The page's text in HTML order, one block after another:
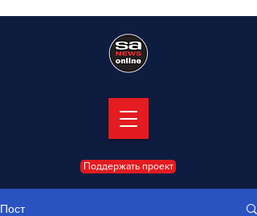
Поддержать проект
Пост